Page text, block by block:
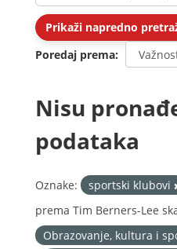
Prikaži napredno
Poredaj prema
Nisu
podataka
Oznake: sportski klubovi
prema Tim Berners-Lee
Obrazovanje, kultura i